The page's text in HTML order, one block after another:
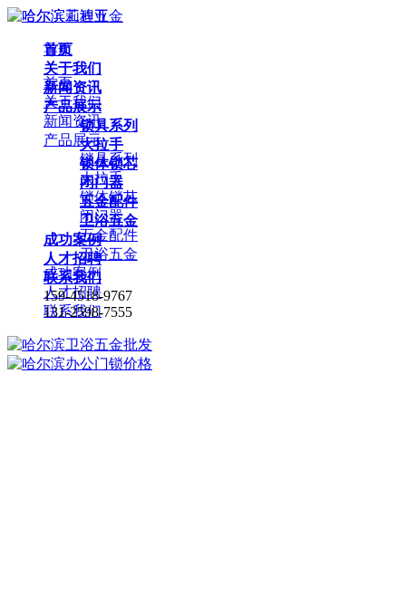
首页
关于我们
新闻资讯
产品展示
锁具系列
大拉手
锁体锁芯
闭门器
五金配件
卫浴五金
成功案例
人才招聘
联系我们
159-4518-9767
131-2598-7555
导航
首页
关于我们
新闻资讯
产品展示
锁具系列
大拉手
锁体锁芯
闭门器
五金配件
卫浴五金
成功案例
人才招聘
联系我们